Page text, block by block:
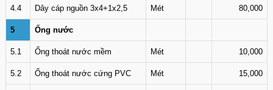
4.4 Dây cáp nguồn 3x4+1x2,5 Mét 80,000
5 Ống nước
5.1 Ống thoát nước mềm Mét 10,000
5.2 Ống thoát nước cứng PVC Mét 15,000